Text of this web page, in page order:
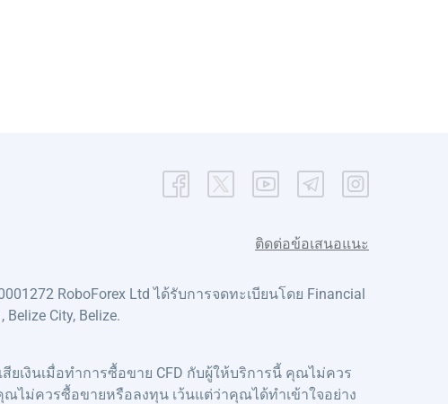
ติดต่อข้อเสนอแนะ
RoboForex Ltd ได้รับการจดทะเบียนโดย Financial
City, Belize.
ยเงินเมื่อทำการซื้อขาย CFD กับผู้ให้บริการนี้ คุณไม่ควร
ไม่ควรซื้อขายหรือลงทุน เว้นแต่ว่าคุณได้ทำเข้าใจอย่าง